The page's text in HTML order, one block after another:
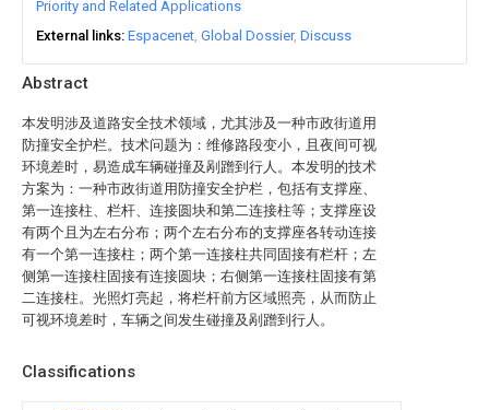
Abstract
本发明涉及道路安全技术领域，尤其涉及一种市政街道用
防撞安全护栏。技术问题为：维修路段变小，且夜间可视
环境差时，易造成车辆碰撞及剐蹭到行人。本发明的技术
方案为：一种市政街道用防撞安全护栏，包括有支撑座、
第一连接柱、栏杆、连接圆块和第二连接柱等；支撑座设
有两个且为左右分布；两个左右分布的支撑座各转动连接
有一个第一连接柱；两个第一连接柱共同固接有栏杆；左
侧第一连接柱固接有连接圆块；右侧第一连接柱固接有第
二连接柱。光照灯亮起，将栏杆前方区域照亮，从而防止
可视环境差时，车辆之间发生碰撞及剐蹭到行人。
Classifications
Priority and Related Applications
External links Espacenet Global Dossier Discuss